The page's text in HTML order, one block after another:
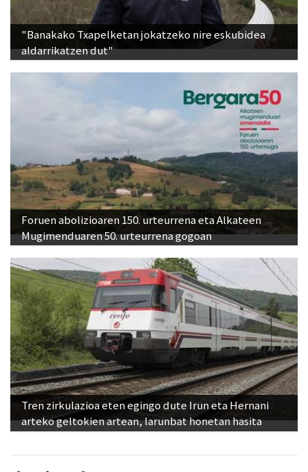
"Banakako Txapelketan jokatzeko nire eskubidea
aldarrikatzen dut"
Foruen abolizioaren 150. urteurrena eta Alkateen
Mugimenduaren 50. urteurrena gogoan
Tren zirkulazioa eten egingo dute Irun eta Hernani
arteko geltokien artean, larunbat honetan hasita